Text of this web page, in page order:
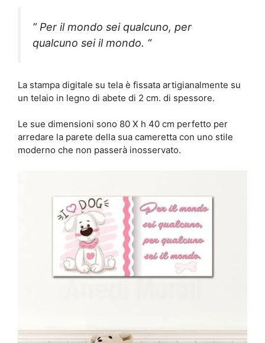
” Per il mondo sei qualcuno, per
qualcuno sei il mondo. “
La stampa digitale su tela è fissata artigianalmente su
un telaio in legno di abete di 2 cm. di spessore.
Le sue dimensioni sono 80 X h 40 cm perfetto per
arredare la parete della sua cameretta con uno stile
moderno che non passerà inosservato.